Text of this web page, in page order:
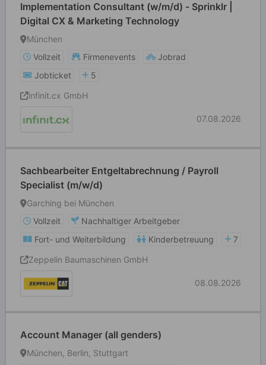
Implementation Consultant (w/m/d) - Sprinklr |
Digital CX & Marketing Technology
München
Vollzeit
Firmenevents
Jobrad
Jobticket
5
infinit.cx GmbH
07.08.2026
Sachbearbeiter Entgeltabrechnung / Payroll
Specialist (m/w/d)
Garching bei München
Vollzeit
Nachhaltiger Arbeitgeber
Fort- und Weiterbildung
Kinderbetreuung
7
Zeppelin Baumaschinen GmbH
08.08.2026
Account Manager (all genders)
München, Berlin, Stuttgart